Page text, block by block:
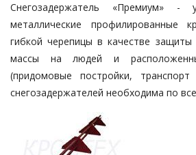
Снегозадержатель «Премиум» -
металлические профилирован­ные
гибкой черепицы в качестве
массы на людей и
(придомовые постройки,
снегозадержателей необходима по